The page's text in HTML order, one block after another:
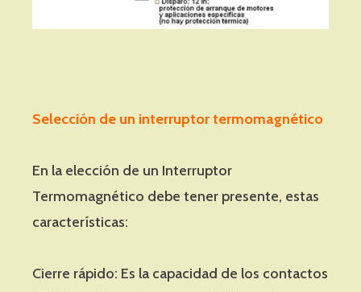
Selección de un interruptor termomagnético
En la elección de un Interruptor
Termomagnético debe tener presente, estas
características:
Cierre rápido: Es la capacidad de los contactos